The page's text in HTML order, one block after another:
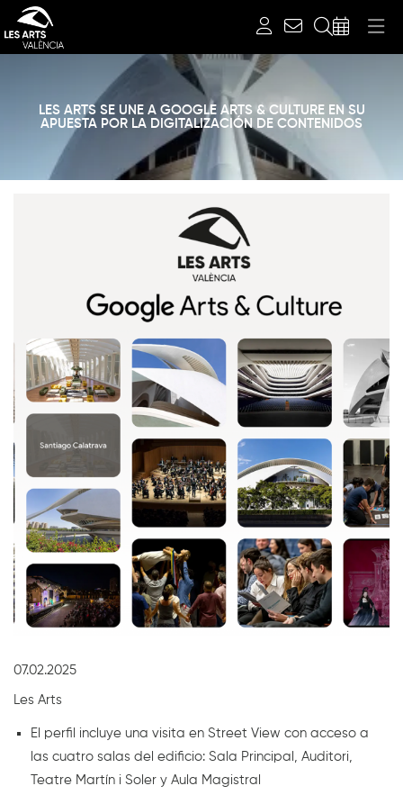
LES ARTS SE UNE A GOOGLE ARTS & CULTURE EN SU
APUESTA POR LA DIGITALIZACIÓN DE CONTENIDOS
07.02.2025
Les Arts
El perfil incluye una visita en Street View con acceso a
las cuatro salas del edificio: Sala Principal, Auditori,
Teatre Martín i Soler y Aula Magistral